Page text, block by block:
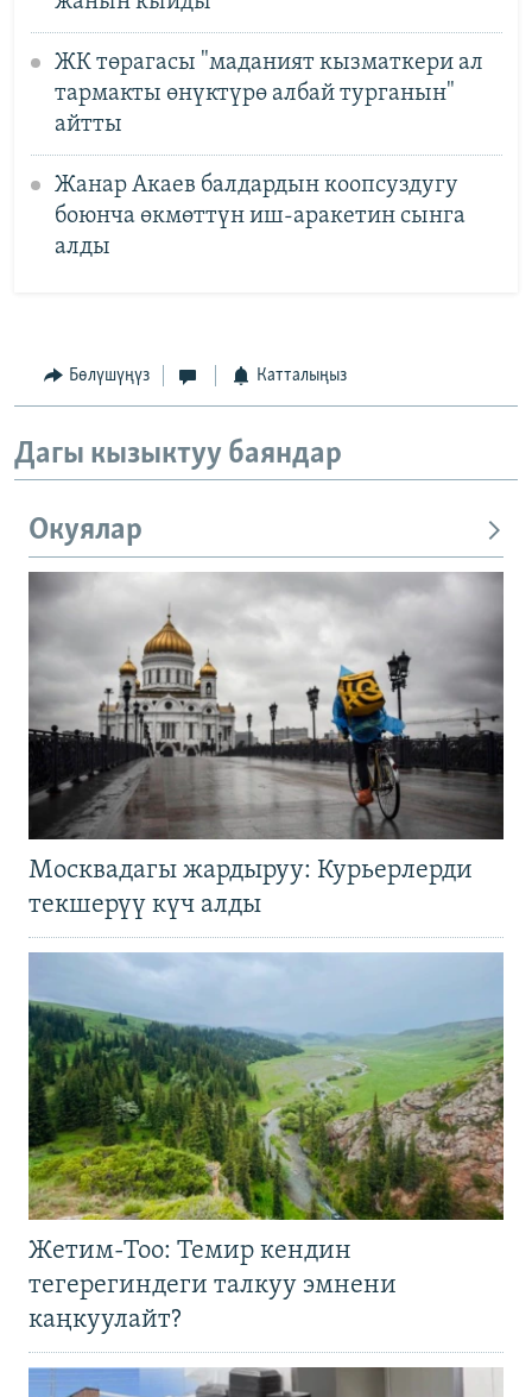
ЖК төрагасы "маданият кызматкери ал
тармакты өнүктүрө албай турганын"
айтты
Жанар Акаев балдардын коопсуздугу
боюнча өкмөттүн иш-аракетин сынга
алды
Бөлүшүңүз Катталыңыз
Дагы кызыктуу баяндар
Окуялар
Москвадагы жардыруу: Курьерлерди
текшерүү күч алды
Жетим-Тоо: Темир кендин
тегерегиндеги талкуу эмнени
каңкуулайт?